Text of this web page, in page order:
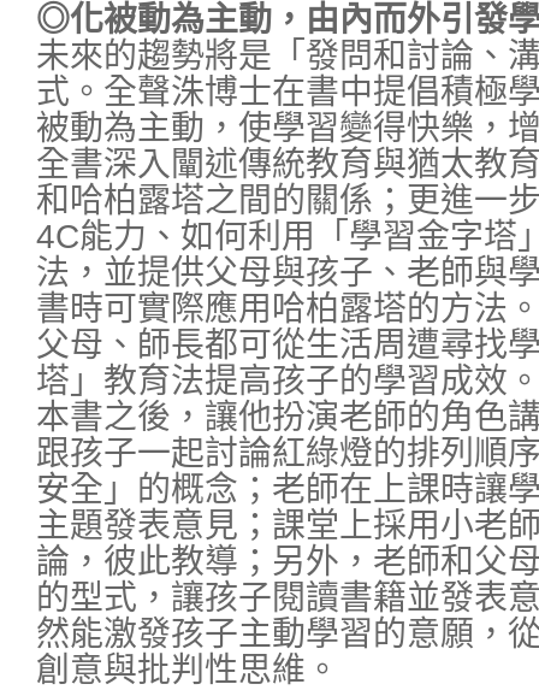
◎化被動為主動，由內而外引發
未來的趨勢將是「發問和討論、
式。全聲洙博士在書中提倡積極
被動為主動，使學習變得快樂，
全書深入闡述傳統教育與猶太教
和哈柏露塔之間的關係；更進一
4C能力、如何利用「學習金字塔
法，並提供父母與孩子、老師與
書時可實際應用哈柏露塔的方法
父母、師長都可從生活周遭尋找
塔」教育法提高孩子的學習成效
本書之後，讓他扮演老師的角色
跟孩子一起討論紅綠燈的排列順
安全」的概念；老師在上課時讓
主題發表意見；課堂上採用小老
論，彼此教導；另外，老師和父
的型式，讓孩子閱讀書籍並發表
然能激發孩子主動學習的意願，
創意與批判性思維。